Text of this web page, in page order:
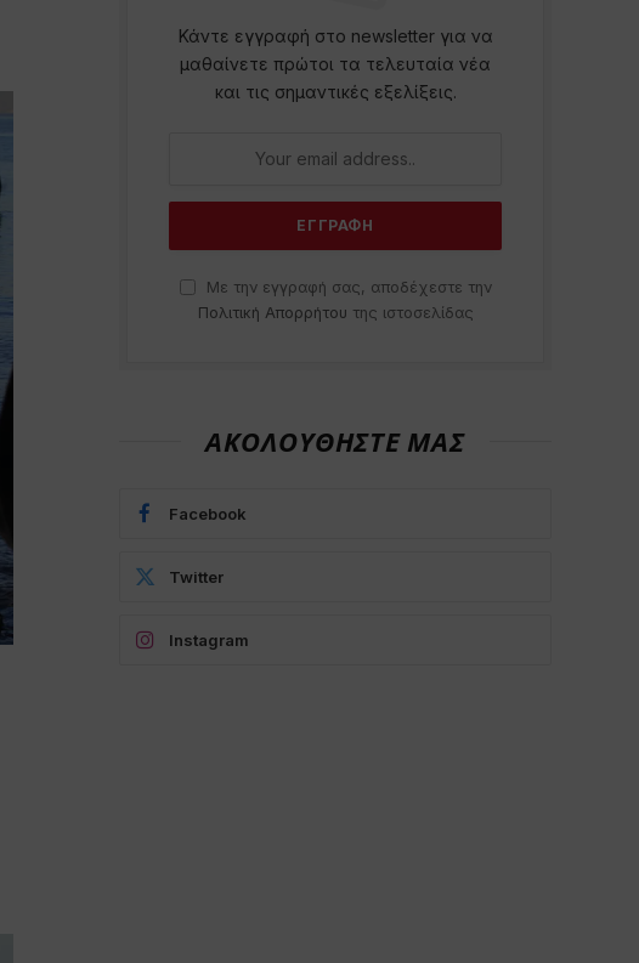
Κάντε εγγραφή στο newsletter για να
μαθαίνετε πρώτοι τα τελευταία νέα
και τις σημαντικές εξελίξεις.
Με την εγγραφή σας, αποδέχεστε την
Πολιτική Απορρήτου της ιστοσελίδας
ΑΚΟΛΟΥΘΗΣΤΕ ΜΑΣ
Facebook
Twitter
Instagram